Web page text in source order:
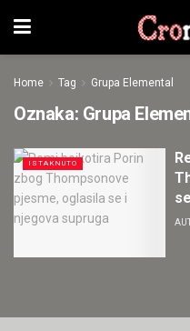
Home Tag Grupa Elemental
Oznaka: Grupa
ISTAKNUTO